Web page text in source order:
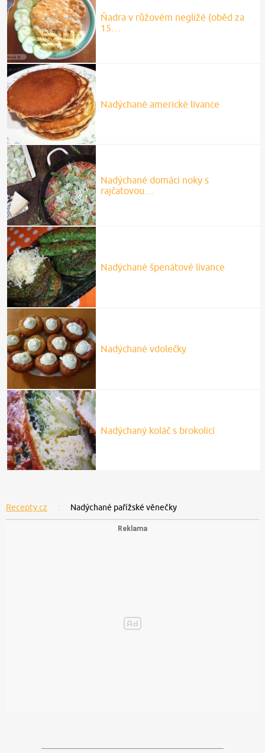
Ňadra v růžovém negližé (oběd za
15…
Nadýchané americké lívance
Nadýchané domácí noky s
rajčatovou…
Nadýchané špenátové lívance
Nadýchané vdolečky
Nadýchaný koláč s brokolicí
Recepty.cz Nadýchané pařížské věnečky